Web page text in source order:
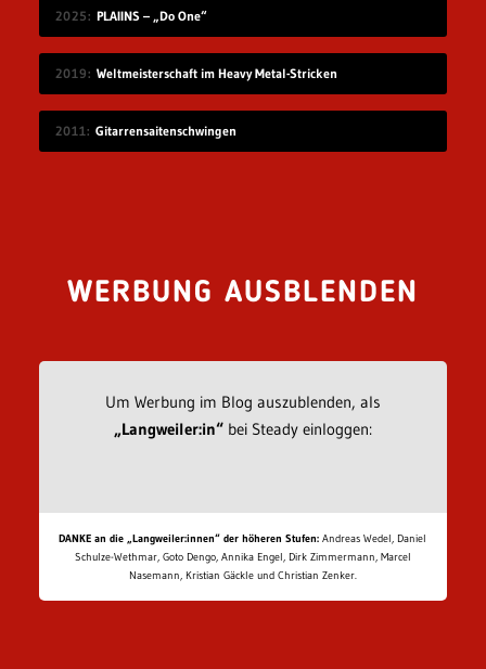
2025 PLAIINS – „Do One“
2019 Weltmeisterschaft im Heavy Metal-Stricken
2011 Gitarrensaitenschwingen
WERBUNG AUSBLENDEN
Um Werbung im Blog auszublenden, als
„Langweiler:in“bei Steady einloggen:
DANKE an die „Langweiler:innen“ der höheren Stufen: Andreas Wedel, Daniel
Schulze-Wethmar, Goto Dengo, Annika Engel, Dirk Zimmermann, Marcel
Nasemann, Kristian Gäckle und Christian Zenker.